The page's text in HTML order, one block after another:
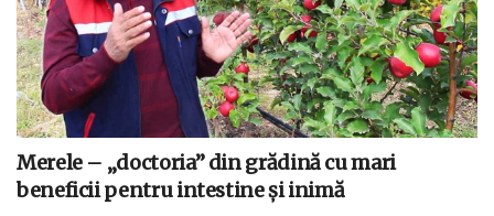
Merele – „doctoria” din grădină cu mari
beneficii pentru intestine și inimă